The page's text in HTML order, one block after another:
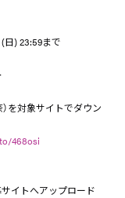
日) 23:59まで
を対象サイトでダウン
468osi
サイトへアップロード